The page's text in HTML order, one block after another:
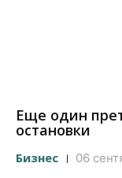
Еще один
остановки
Бизнес 06